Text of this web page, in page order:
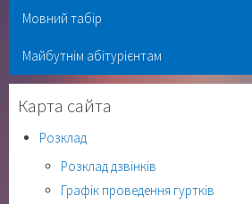
Мовний табір
Майбутнім абітурієнтам
Карта сайта
Розклад
Розклад дзвінків
Графік проведення гуртків